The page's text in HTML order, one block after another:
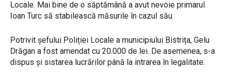
Locale. Mai bine de o săptămână a avut nevoie primarul
Ioan Turc să stabilească măsurile în cazul său.
Potrivit șefului Poliției Locale a municipiului Bistrița, Gelu
Drăgan a fost amendat cu 20.000 de lei. De asemenea, s-a
dispus și sistarea lucrărilor până la intrarea în legalitate.